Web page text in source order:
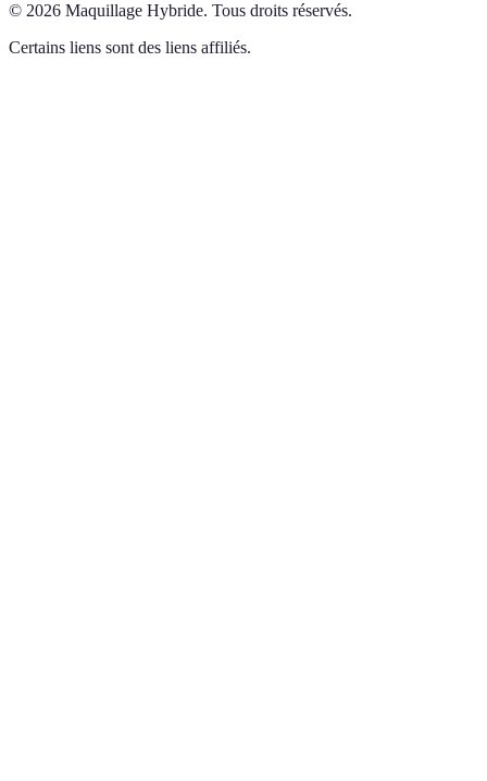
© 2026 Maquillage Hybride. Tous droits réservés.
Certains liens sont des liens affiliés.